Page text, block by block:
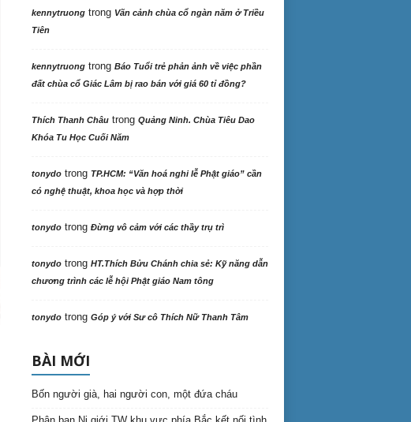
kennytruongtrong Vãn cảnh chùa cổ ngàn năm ở Triều
Tiên
kennytruongtrong Báo Tuổi trẻ phản ảnh về việc phần
đất chùa cổ Giác Lâm bị rao bán với giá 60 tỉ đồng?
Thích Thanh Châutrong Quảng Ninh. Chùa Tiêu Dao
Khóa Tu Học Cuối Năm
tonydotrong TP.HCM: “Văn hoá nghi lễ Phật giáo” cần
có nghệ thuật, khoa học và hợp thời
tonydotrong Đừng vô cảm với các thầy trụ trì
tonydotrong HT.Thích Bửu Chánh chia sẻ: Kỹ năng dẫn
chương trình các lễ hội Phật giáo Nam tông
tonydotrong Góp ý với Sư cô Thích Nữ Thanh Tâm
BÀI MỚI
Bốn người già, hai người con, một đứa cháu